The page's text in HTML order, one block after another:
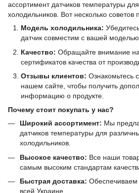
ассортимент датчиков температуры
холодильников. Вот несколько советов
Модель холодильника:
датчик совместим с вашей моделью
Качество: Обращайте внимание
сертификатов качества от
Отзывы клиентов: Ознакомьтесь
нашем сайте, чтобы получить
информацию о продукте.
Почему стоит покупать у нас?
Широкий ассортимент: Мы
датчиков температуры для
холодильников.
Высокое качество: Все наши
самым высоким стандартам
Быстрая доставка: Обеспечиваем
всей Украине.